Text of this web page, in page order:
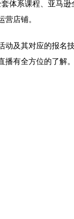
体系课程、亚马
店铺。
其对应的报名技
有全方位的了解。